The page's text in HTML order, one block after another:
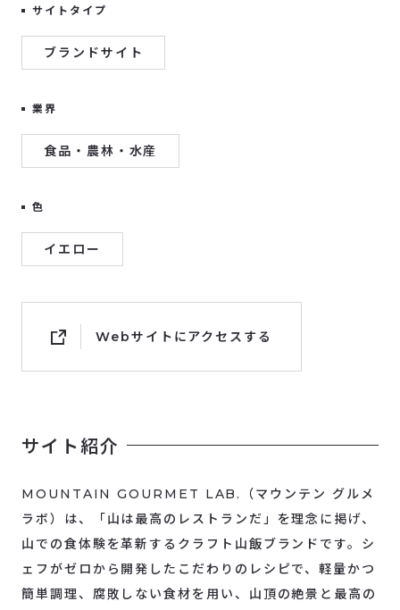
サイトタイプ
ブランドサイト
業界
食品・農林・水産
色
イエロー
Webサイトにアクセスする
サイト紹介
MOUNTAIN GOURMET LAB.（マウンテン グルメ
ラボ）は、「山は最高のレストランだ」を理念に掲げ、
山での食体験を革新するクラフト山飯ブランドです。シ
ェフがゼロから開発したこだわりのレシピで、軽量かつ
簡単調理、腐敗しない食材を用い、山頂の絶景と最高の